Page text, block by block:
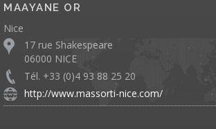
MAAYANE OR
Nice
17 rue Shakespeare
06000 NICE
Tél. +33 (0)4 93 88 25 20
http://www.massorti-nice.com/